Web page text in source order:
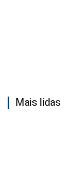
Mais lidas